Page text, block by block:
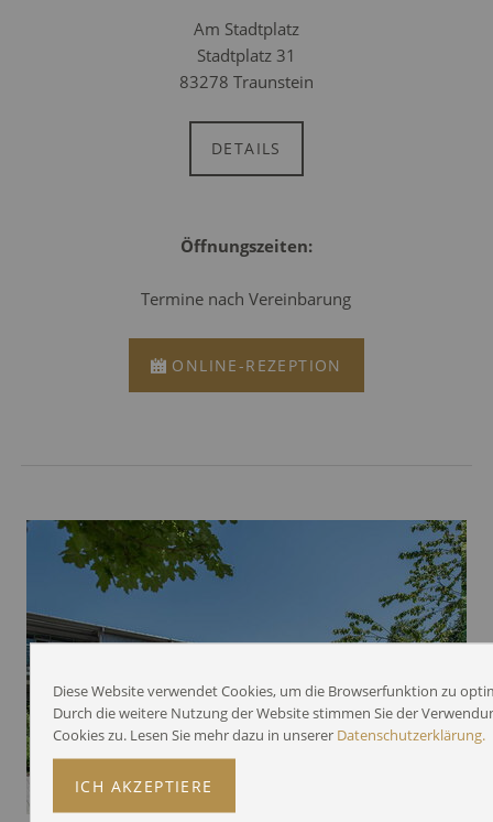
Am Stadtplatz
Stadtplatz 31
83278 Traunstein
DETAILS
Öffnungszeiten:
Termine nach Vereinbarung
ONLINE-REZEPTION
Diese Website verwendet Cookies, um die Browserfunktion zu
Durch die weitere Nutzung der Website stimmen Sie der
Cookies zu. Lesen Sie mehr dazu in unserer Datenschutzerklärung.
ICH AKZEPTIERE